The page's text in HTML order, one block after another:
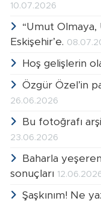
10.07.2026
“Umut
Eskişehir’e.
Hoş gelişlerin
Özgür Özel’in
26.06.2026
Bu fotoğrafı
23.06.2026
Baharla
sonuçları
Şaşkınım! Ne